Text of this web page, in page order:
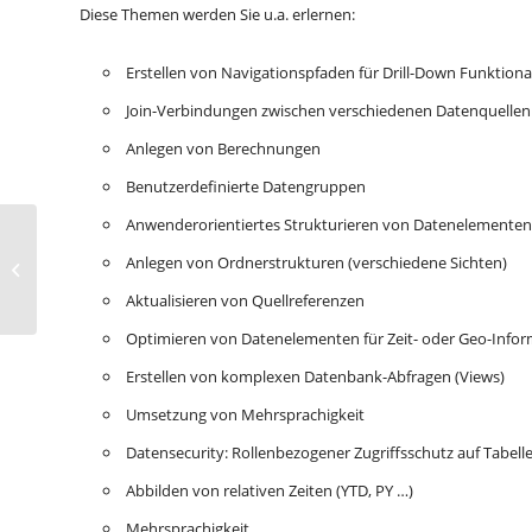
Diese Themen werden Sie u.a. erlernen:
Erstellen von Navigationspfaden für Drill-Down
Join-Verbindungen zwischen verschiedenen Datenquellen
Anlegen von Berechnungen
Benutzerdefinierte Datengruppen
Anwenderorientiertes Strukturieren von Datenelementen
Anlegen von Ordnerstrukturen (verschiedene Sichten)
Aktualisieren von Quellreferenzen
Optimieren von Datenelementen für Zeit- oder Geo-
Erstellen von komplexen Datenbank-Abfragen (Views)
Umsetzung von Mehrsprachigkeit
Datensecurity: Rollenbezogener Zugriffsschutz auf
Abbilden von relativen Zeiten (YTD, PY …)
85655 Seminar
Modellierung von
Cognos Analytics)